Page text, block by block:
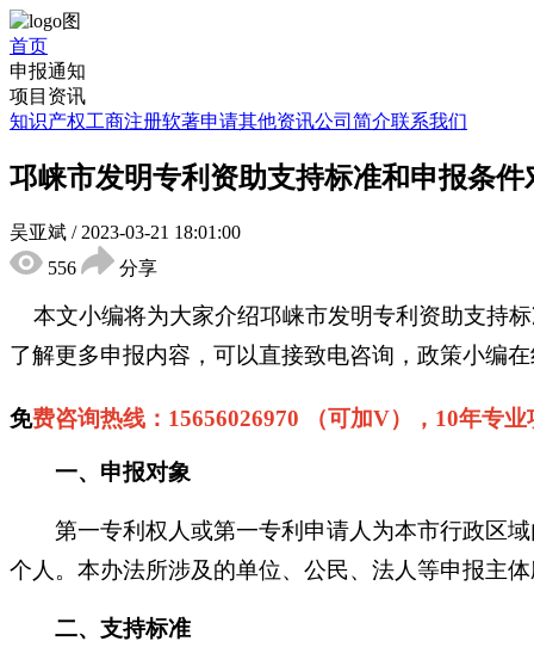
首页
申报通知
项目资讯
知识产权工商注册软著申请其他资讯公司简介联系我们
邛崃市发明专利资助支持标准和申报条
吴亚斌 / 2023-03-21 18:01:00
556
分享
本文小编将为大家介绍邛崃市发明专利资助支持
了解更多申报内容，可以直接致电咨询，政策小编
免费咨询热线： 15656026970 （可加V），10年专业
一、 申报对象
第一专利权人或第一专利申请人为本市行政区域
个人。本办法所涉及的单位、公民、法人等申报主
二、 支持标准